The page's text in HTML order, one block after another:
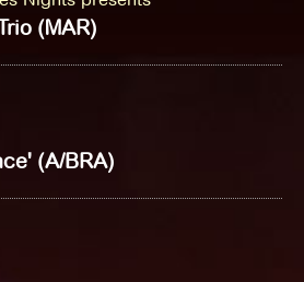
(MAR)
(A/BRA)